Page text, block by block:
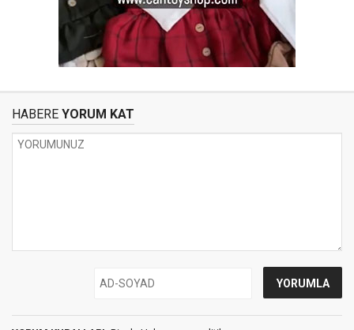
HABERE YORUM KAT